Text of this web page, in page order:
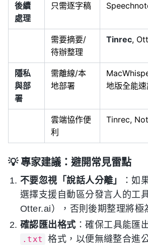
後續
處理
只需逐字稿
需要摘要/
待辦整理
Tinrec,
隱私
與部
署
需離線/本
地部署
地版全能
雲端協作便
利
Tinrec,
💡 專家建議：避開常見雷點
不要忽視「說話人分離」
：如
選擇支援自動區分發言人的工
Otter.ai），否則後期整理將極
確認匯出格式：確保工具能匯
.txt
格式，以便無縫整合進